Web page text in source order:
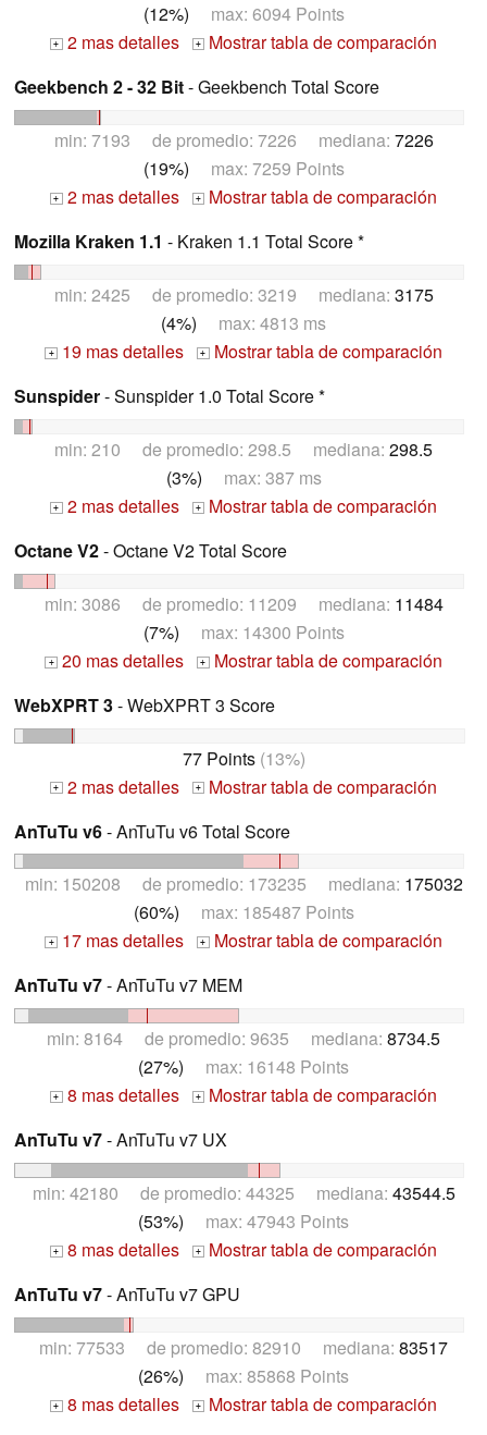
(12%) max: 6094 Points
+ 2 mas detalles +
Mostrar tabla de comparación
Geekbench 2 - 32 Bit- Geekbench Total Score
min: 7193 de promedio: 7226 mediana: 7226
(19%) max: 7259 Points
+ 2 mas detalles +
Mostrar tabla de comparación
Mozilla Kraken 1.1 - Kraken 1.1 Total Score *
min: 2425 de promedio: 3219 mediana: 3175
(4%) max: 4813 ms
+ 19 mas detalles + Mostrar tabla de comparación
Sunspider- Sunspider 1.0 Total Score *
min: 210 de promedio: 298.5 mediana: 298.5
(3%) max: 387 ms
+ 2 mas detalles +
Mostrar tabla de comparación
Octane V2- Octane V2 Total Score
min: 3086 de promedio: 11209 mediana: 11484
(7%) max: 14300 Points
+ 20 mas detalles + Mostrar tabla de comparación
WebXPRT 3- WebXPRT 3 Score
77 Points(13%)
+ 2 mas detalles +
Mostrar tabla de comparación
AnTuTu v6- AnTuTu v6 Total Score
min: 150208 de promedio: 173235 mediana: 175032
(60%) max: 185487 Points
+ 17 mas detalles + Mostrar tabla de comparación
AnTuTu v7- AnTuTu v7 MEM
min: 8164 de promedio: 9635 mediana: 8734.5
(27%) max: 16148 Points
+ 8 mas detalles +
Mostrar tabla de comparación
AnTuTu v7- AnTuTu v7 UX
min: 42180 de promedio: 44325 mediana: 43544.5
(53%) max: 47943 Points
+ 8 mas detalles +
Mostrar tabla de comparación
AnTuTu v7- AnTuTu v7 GPU
min: 77533 de promedio: 82910 mediana: 83517
(26%) max: 85868 Points
+ 8 mas detalles + Mostrar tabla de comparación